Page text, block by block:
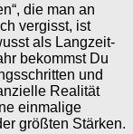
die man an
vergisst, ist
als Langzeit-
bekommst Du
und
Realität
einmalige
größten Stärken.